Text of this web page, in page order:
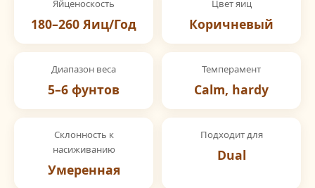
Яйценоскость
180–260 Яиц/Год
Цвет яиц
Коричневый
Диапазон веса
5–6 фунтов
Темперамент
Calm, hardy
Склонность к
насиживанию
Умеренная
Подходит для
Dual